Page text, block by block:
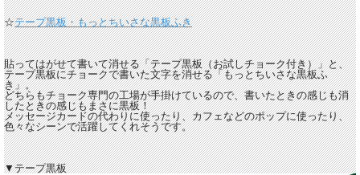
☆テープ黒板・もっとちいさな黒板ふき
貼ってはがせて書いて消せる「テープ黒板（お試しチョーク付き）」と、
テープ黒板にチョークで書いた文字を消せる「もっとちいさな黒板ふ
き」。
どちらもチョーク専門の工場が手掛けているので、書いたときの感じも消
したときの感じもまさに黒板！
メッセージカードの代わりに使ったり、カフェなどのポップに使ったり、
色々なシーンで活躍してくれそうです。
▼テープ黒板